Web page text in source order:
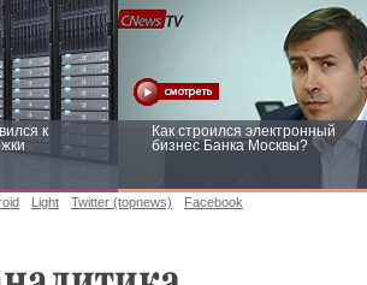
к
Как строился электронный
бизнес Банка Москвы?
Light Twitter (topnews) Facebook